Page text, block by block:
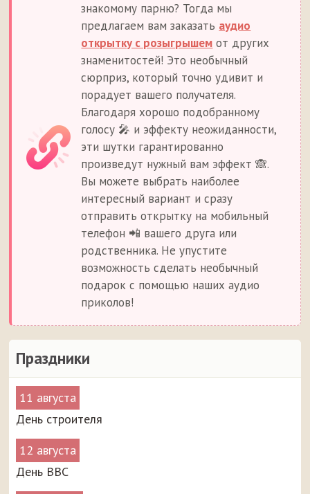
Праздники
11 августа
День строителя
12 августа
День ВВС
знакомому парню? Тогда мы
предлагаем вам заказать аудио
открытку с розыгрышем от других
знаменитостей! Это необычный
сюрприз, который точно удивит и
порадует вашего получателя.
Благодаря хорошо подобранному
голосу 🎤 и эффекту неожиданности,
эти шутки гарантированно
произведут нужный вам эффект 🙈.
Вы можете выбрать наиболее
интересный вариант и сразу
отправить открытку на мобильный
телефон 📲 вашего друга или
родственника. Не упустите
возможность сделать необычный
подарок с помощью наших аудио
приколов!